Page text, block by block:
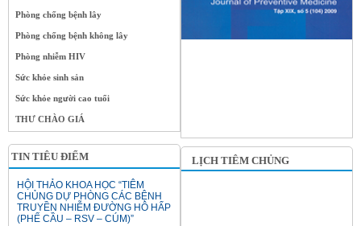
Phòng chống bệnh lây
Phòng chống bệnh không lây
Phòng nhiễm HIV
Sức khỏe sinh sản
Sức khỏe người cao tuổi
THƯ CHÀO GIÁ
TIN TIÊU ĐIỂM
HỘI THẢO KHOA HỌC “TIÊM
CHỦNG DỰ PHÒNG CÁC BỆNH
TRUYỀN NHIỄM ĐƯỜNG HÔ HẤP
(PHẾ CẦU – RSV – CÚM)”
LỊCH TIÊM CHỦNG